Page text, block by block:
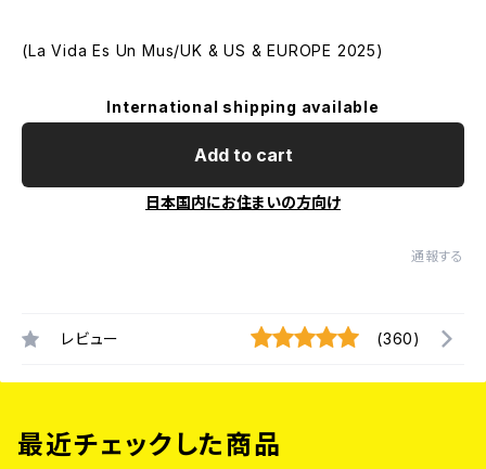
(La Vida Es Un Mus/UK & US & EUROPE 2025)
International shipping available
Add to cart
日本国内にお住まいの方向け
通報する
レビュー (360)
最近チェックした商品